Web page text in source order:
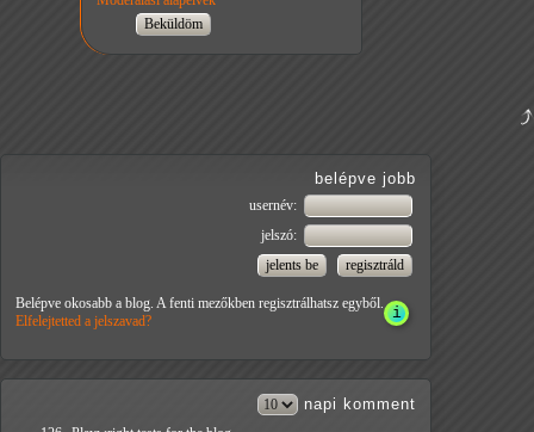
belépve jobb
usernév:
jelszó:
Belépve okosabb a blog. A fenti mezőkben regisztrálhatsz egyből.
Elfelejtetted a jelszavad?
napi komment